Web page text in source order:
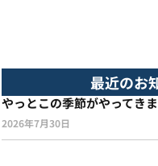
最近のお
やっとこの季節がやってき
2026年7月30日